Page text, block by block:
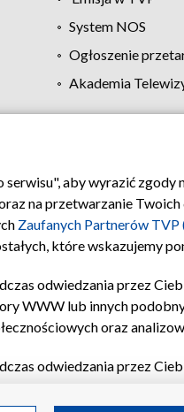
System NOS
Ogłoszenie
Akademia
Regulamin TVP
aby wyrazić
na przetwarzanie
Zaufanych Partnerów
które wskazujemy
odwiedzania przez
WWW lub innych
oraz
odwiedzania przez
celów i funkcji: